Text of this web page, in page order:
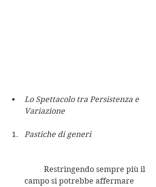
Lo Spettacolo tra Persistenza e
Variazione
Pastiche di generi
campo si potrebbe affermare